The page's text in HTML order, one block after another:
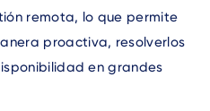
remota, lo que permite
proactiva, resolverlos
en grandes